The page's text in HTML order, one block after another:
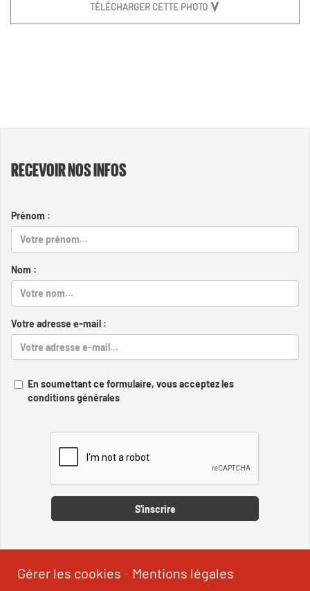
TÉLÉCHARGER CETTE PHOTO
RECEVOIR NOS INFOS
Prénom :
Nom :
Votre adresse e-mail :
En soumettant ce formulaire, vous acceptez les
conditions générales
S'inscrire
Gérer les cookies - Mentions légales